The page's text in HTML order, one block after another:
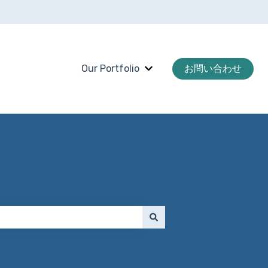
Our Portfolio
Our Portfolioのサブメニュ
お問い合わせ